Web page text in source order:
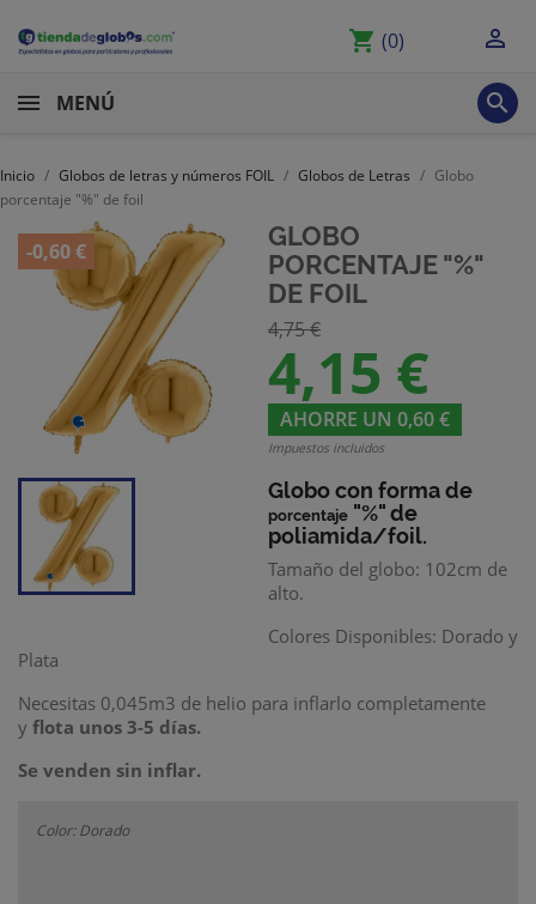
shopping_cart (0) 
MENÚ 
Inicio Globos de letras y números FOIL Globos de Letras
Globo
porcentaje "%" de foil
-0,60 €
GLOBO
PORCENTAJE "%"
DE FOIL
4,75 €
4,15 €
AHORRE UN 0,60 €
Impuestos incluidos
Globo con forma de
porcentaje "%" de
poliamida/foil.
Tamaño del globo: 102cm de
alto.
Colores Disponibles: Dorado y
Plata
Necesitas 0,045m3 de helio para inflarlo completamente
y flota unos 3-5 días.
Se venden sin inflar.
Color: Dorado